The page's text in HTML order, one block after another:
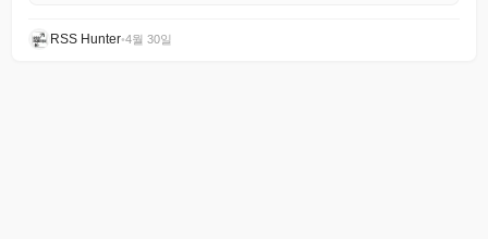
RSS Hunter•4월 30일